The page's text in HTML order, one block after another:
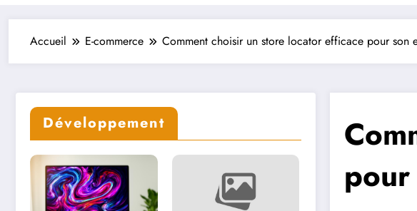
Accueil E-commerce Comment choisir un store locator efficace pour son
Développement